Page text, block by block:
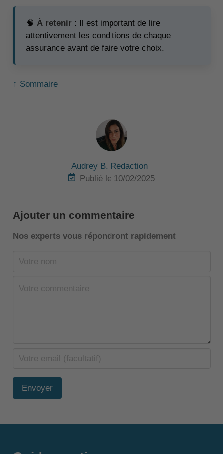
🧠 À retenir : Il est important de lire
attentivement les conditions de chaque
assurance avant de faire votre choix.
↑ Sommaire
Audrey B. Redaction
Publié le 10/02/2025
Ajouter un commentaire
Nos experts vous répondront rapidement
Envoyer